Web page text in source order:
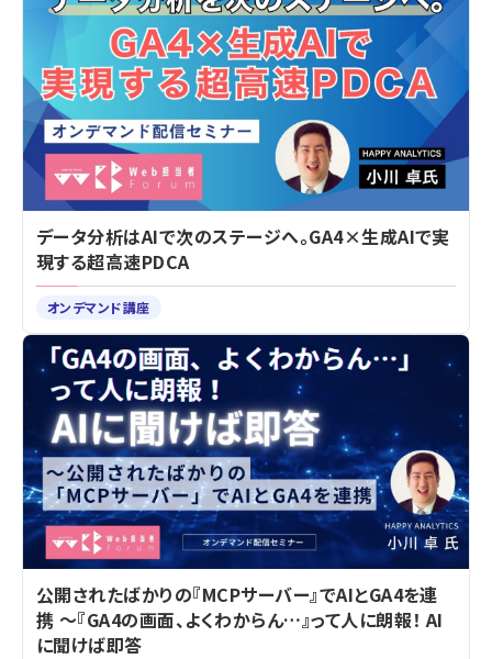
データ分析はAIで次のステージへ。GA4×生成AIで実
現する超高速PDCA
オンデマンド講座
公開されたばかりの『MCPサーバー』でAIとGA4を連
携 ～『GA4の画面、よくわからん…』って人に朗報！ AI
に聞けば即答